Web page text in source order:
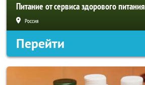
Питание от сервиса здорового
Россия
Перейти